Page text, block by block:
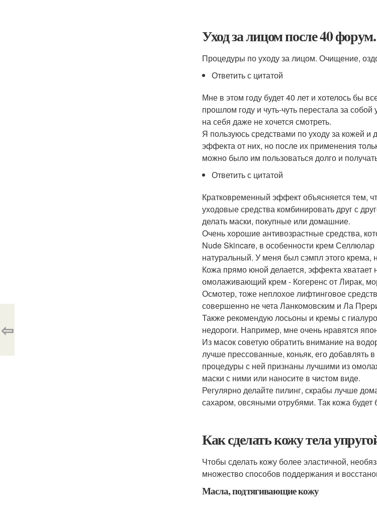
Уход за лицом после 40
Процедуры по уходу за лицом. Очищение,
Ответить с цитатой
Мне в этом году будет 40 лет и хотелось бы
прошлом году и чуть-чуть перестала за
на себя даже не хочется смотреть.
Я пользуюсь средствами по уходу за кожей
эффекта от них, но после их применения
можно было им пользоваться долго и
Ответить с цитатой
Кратковременный эффект объясняется тем,
уходовые средства комбинировать друг с
делать маски, покупные или домашние.
Очень хорошие антивозрастные средства,
Nude Skincare, в особенности крем
натуральный. У меня был сэмпл этого крема,
Кожа прямо юной делается, эффекта хватает
омолаживающий крем - Когеренс от Лирак,
Осмотер, тоже неплохое лифтинговое
совершенно не чета Ланкомовским и Ла
Также рекомендую лосьоны и кремы с
недороги. Например, мне очень нравятся
Из масок советую обратить внимание на
лучше прессованные, коньяк, его добавлять
процедуры с ней признаны лучшими из
маски с ними или наносите в чистом виде.
Регулярно делайте пилинг, скрабы лучше
сахаром, овсяными отрубями. Так кожа будет
Как сделать кожу тела
Чтобы сделать кожу более эластичной,
множество способов поддержания и
Масла, подтягивающие кожу
⇦